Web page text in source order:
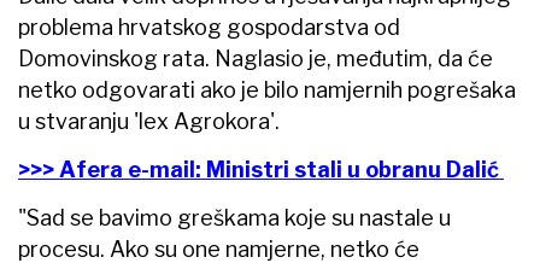
problema hrvatskog gospodarstva od
Domovinskog rata. Naglasio je, međutim, da će
netko odgovarati ako je bilo namjernih pogrešaka
u stvaranju 'lex Agrokora'.
>>> Afera e-mail: Ministri stali u obranu Dalić
"Sad se bavimo greškama koje su nastale u
procesu. Ako su one namjerne, netko će